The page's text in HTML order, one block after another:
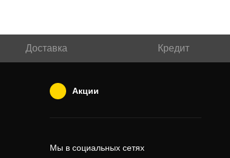
Доставка Кредит
Акции
Мы в социальных сетях